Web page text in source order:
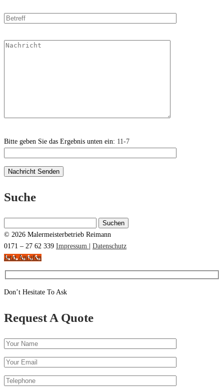
Bitte geben Sie das Ergebnis unten ein: 11-7
Suche
nach:
© 2026 Malermeisterbetrieb Reimann
0171 – 27 62 339 Impressum
Datenschutz
Jetzt Anrufen
Don’t Hesitate To Ask
Request A Quote